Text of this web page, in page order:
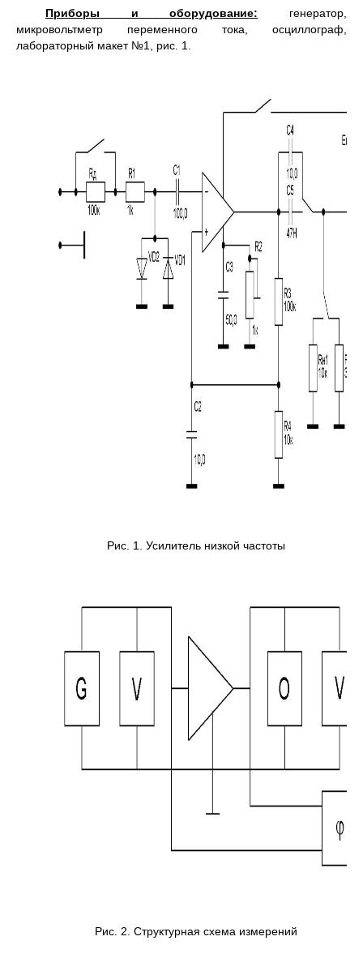
Приборы и оборудование: генератор,
микровольтметр переменного тока, осциллограф,
лабораторный макет №1, рис. 1.
Рис. 1. Усилитель низкой частоты
Рис. 2. Структурная схема измерений